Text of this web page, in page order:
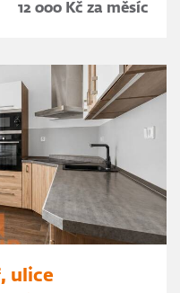
12 000 Kč za měsíc
ulice